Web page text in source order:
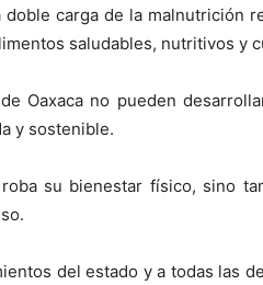
carga de la malnutrición
saludables, nutritivos y
Oaxaca no pueden
y sostenible.
su bienestar físico, sino
del estado y a todas las